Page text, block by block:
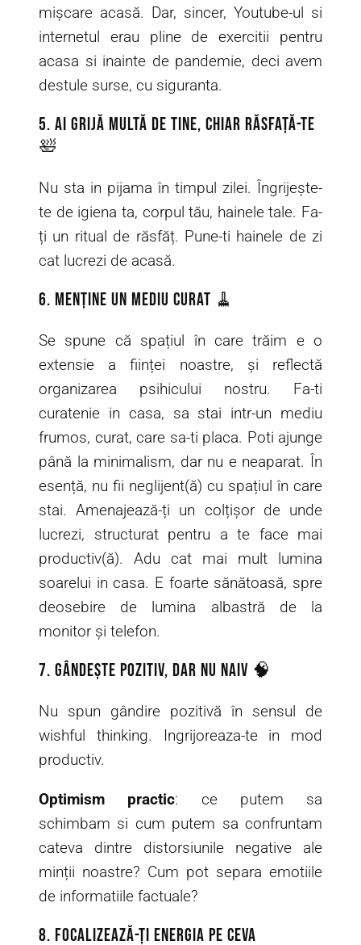
mișcare acasă. Dar, sincer, Youtube-ul si
internetul erau pline de exercitii pentru
acasa si inainte de pandemie, deci avem
destule surse, cu siguranta.
5. Ai grijă multă de tine, chiar răsfață-te
🛀
Nu sta in pijama în timpul zilei. Îngrijește-
te de igiena ta, corpul tău, hainele tale. Fa-
ți un ritual de răsfăț. Pune-ti hainele de zi
cat lucrezi de acasă.
6. Menține un mediu curat 🧹
Se spune că spațiul în care trăim e o
extensie a ființei noastre, și reflectă
organizarea psihicului nostru. Fa-ti
curatenie in casa, sa stai intr-un mediu
frumos, curat, care sa-ti placa. Poti ajunge
până la minimalism, dar nu e neaparat. În
esență, nu fii neglijent(ă) cu spațiul în care
stai. Amenajează-ți un colțișor de unde
lucrezi, structurat pentru a te face mai
productiv(ă). Adu cat mai mult lumina
soarelui in casa. E foarte sănătoasă, spre
deosebire de lumina albastră de la
monitor și telefon.
7. Gândește pozitiv, dar nu naiv 🧠
Nu spun gândire pozitivă în sensul de
wishful thinking. Ingrijoreaza-te in mod
productiv.
Optimism practic: ce putem sa
schimbam si cum putem sa confruntam
cateva dintre distorsiunile negative ale
minții noastre? Cum pot separa emotiile
de informatiile factuale?
8. Focalizează-ți energia pe ceva